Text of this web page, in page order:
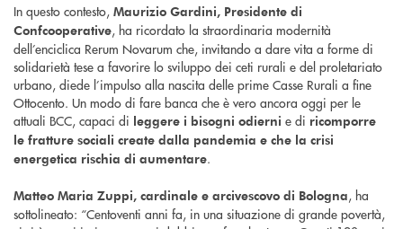
In questo contesto, Maurizio Gardini, Presidente di
Confcooperative, ha ricordato la straordinaria modernità
dell’enciclica Rerum Novarum che, invitando a dare vita a forme di
solidarietà tese a favorire lo sviluppo dei ceti rurali e del proletariato
urbano, diede l’impulso alla nascita delle prime Casse Rurali a fine
Ottocento. Un modo di fare banca che è vero ancora oggi per le
attuali BCC, capaci di leggere i bisogni odierni e di ricomporre
le fratture sociali create dalla pandemia e che la crisi
energetica rischia di aumentare.
Matteo Maria Zuppi, cardinale e arcivescovo di Bologna, ha
sottolineato: “Centoventi anni fa, in una situazione di grande povertà,